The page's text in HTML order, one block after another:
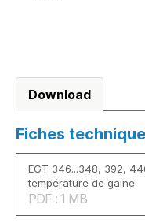
Download
Fiches
EGT 346...348, 392,
température de gaine
PDF : 1 MB